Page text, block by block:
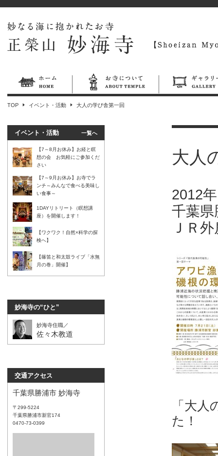
TOP イベント・活動 大人の学び舎第一回
大人
2012
千葉県
ＪＲ
「大
た！
イベント・活動 一覧へ
【7～8月お休み】お経と瞑
想の会 お気軽にご参加くだ
さい
【7～9月お休み】お寺でラ
ンチ～みんなで食べる美味し
い食事～
1DAYリトリート（瞑想講
座）を開催します！
【ワクワク！自然×科学の探
検へ】
【篠笛と和太鼓ライブ「水無
月の巻」開催】
妙海寺の“ひと”
妙海寺住職／
佐々木教道
交通アクセス
千葉県勝浦市 妙海寺
〒299-5224
千葉県勝浦市新官174
0470-73-0399